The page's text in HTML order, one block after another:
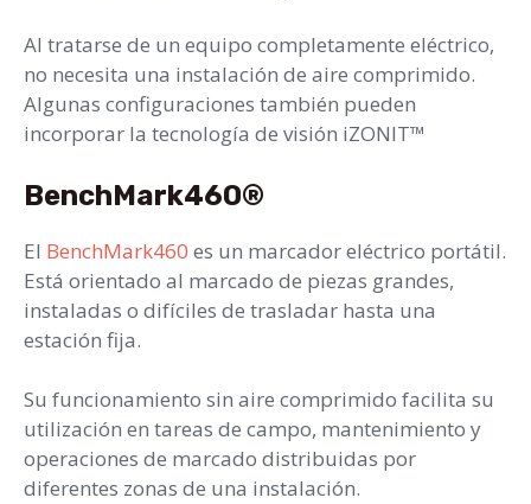
Al tratarse de un equipo completamente eléctrico,
no necesita una instalación de aire comprimido.
Algunas configuraciones también pueden
incorporar la tecnología de visión iZONIT™
BenchMark460®
El BenchMark460 es un marcador eléctrico portátil.
Está orientado al marcado de piezas grandes,
instaladas o difíciles de trasladar hasta una
estación fija.
Su funcionamiento sin aire comprimido facilita su
utilización en tareas de campo, mantenimiento y
operaciones de marcado distribuidas por
diferentes zonas de una instalación.